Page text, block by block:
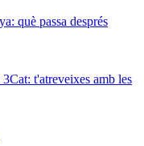
què passa després
t'atreveixes amb les